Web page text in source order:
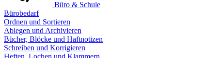
Büro & Schule
Bürobedarf
Ordnen und Sortieren
Ablegen und Archivieren
Bücher, Blöcke und Haftnotizen
Schreiben und Korrigieren